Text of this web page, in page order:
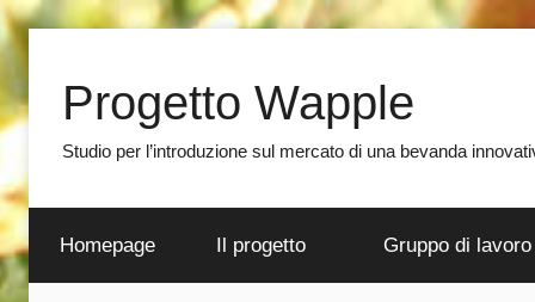
contenuto
Progetto Wapple
Studio per l’introduzione sul mercato di una bevanda
Homepage Il progetto Gruppo di lavoro